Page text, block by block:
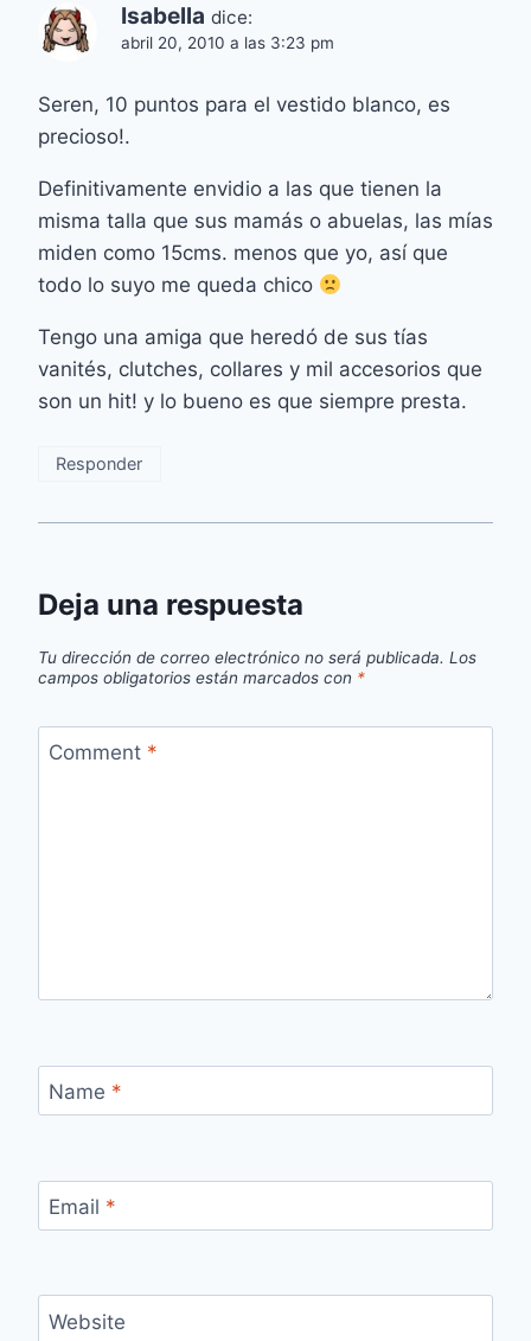
Isabella dice:
abril 20, 2010 a las 3:23 pm
Seren, 10 puntos para el vestido blanco, es
precioso!.
Definitivamente envidio a las que tienen la
misma talla que sus mamás o abuelas, las mías
miden como 15cms. menos que yo, así que
todo lo suyo me queda chico
Tengo una amiga que heredó de sus tías
vanités, clutches, collares y mil accesorios que
son un hit! y lo bueno es que siempre presta.
Responder
Deja una respuesta
Tu dirección de correo electrónico no será publicada. Los
campos obligatorios están marcados con *
Comment *
Name *
Email *
Website